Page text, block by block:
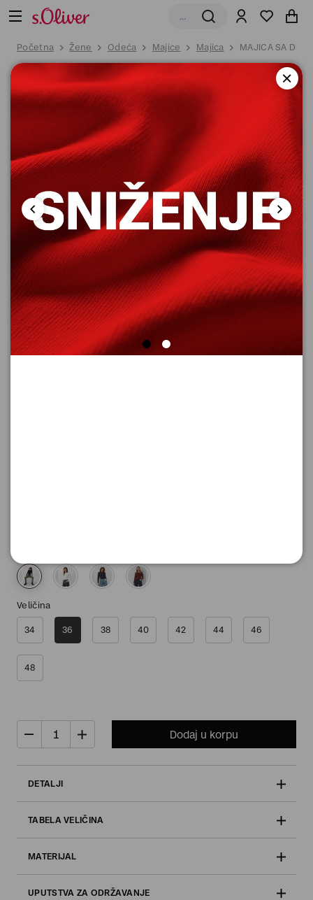
Početna Žene Odeća Majice Majica MAJICA SA
Veličina
34 36 38 40 42 44 46
48
Dodaj u korpu
DETALJI
TABELA VELIČINA
MATERIJAL
UPUTSTVA ZA ODRŽAVANJE